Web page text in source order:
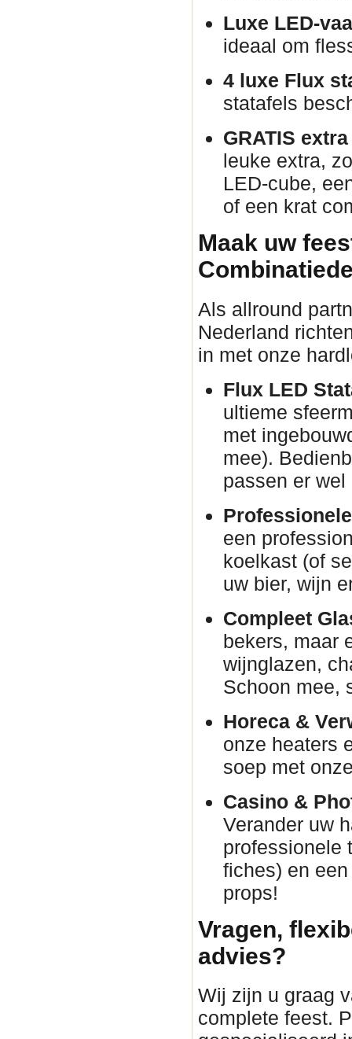
Luxe LED-
ideaal om
4 luxe Flux
statafels
GRATIS
leuke extra,
LED-cube,
of een krat
Maak uw
Als allround
Nederland
in met onze
Flux LED
ultieme
met
mee).
passen er
een
koelkast (of
uw bier, wijn
Compleet
bekers, maar
wijnglazen,
Schoon mee,
Horeca &
onze heaters
soep met
Casino &
Verander uw
professionele
fiches) en
props!
Vragen,
advies?
Wij zijn u graag
complete feest.